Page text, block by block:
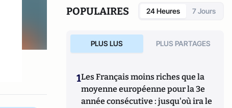
POPULAIRES 24 Heures 7 Jours
PLUS LUS PLUS PARTAGES
1Les Français moins riches que la
moyenne européenne pour la 3e
année consécutive : jusqu'où ira le